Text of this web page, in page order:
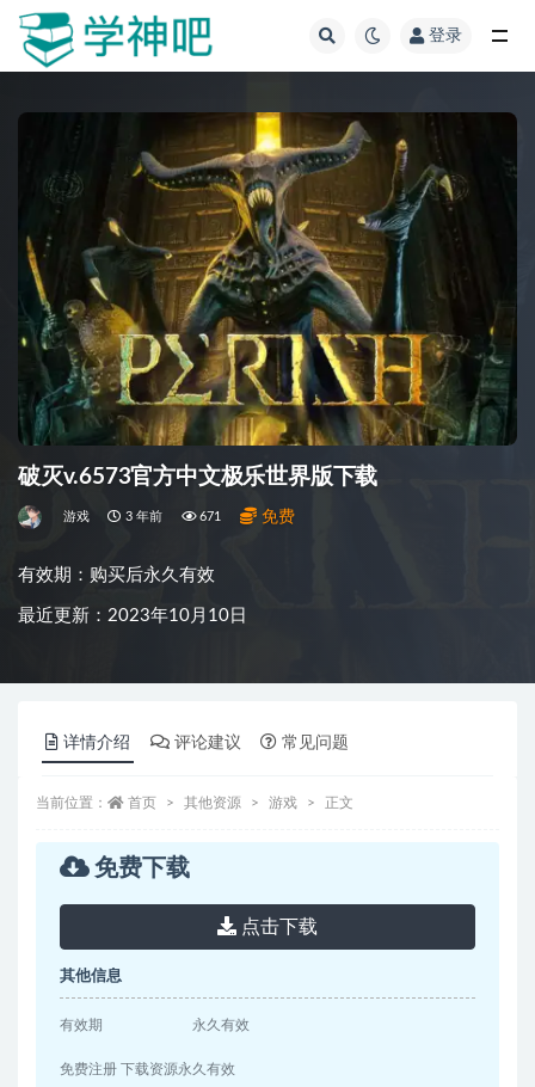
登录
破灭v.6573官方中文极乐世界版下载
游戏 3 年前 671 免费
有效期：购买后永久有效
最近更新：2023年10月10日
详情介绍 评论建议 常见问题
当前位置： 首页 其他资源 游戏 正文
免费下载
点击下载
其他信息
有效期 永久有效
免费注册 下载资源永久有效